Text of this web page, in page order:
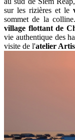
temple
remarquable
pour
son
architecture
sophistiquée
Jour 6 débute tôt